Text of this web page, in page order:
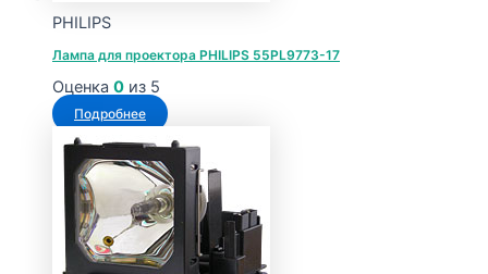
PHILIPS
Лампа для проектора PHILIPS 55PL9773-17
Оценка 0 из 5
Подробнее